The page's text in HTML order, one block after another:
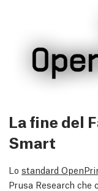
La fine del
Smart
Lo standard
Prusa Research che